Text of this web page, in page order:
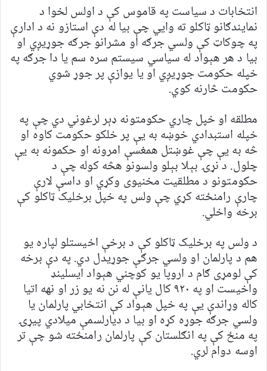
انتخابات د سياست په قاموس کې د اولس لخوا د
نمايندګانو ټاکلو ته وايي چې بيا له دې استازو نه د ادارې
په چوکاټ کې ولسي جرګه او مشرانو جرګه جوړيږي او
بيا د هر هېواد له سياسي سيستم سره سم يا دا جرګه په
خپله حکومت جوړيږي او يا يوازې پر جوړ شوي
حکومت څارنه کوي.
مطلقه او خپل چاري حکومتونه ډېر لرغوني دي چې په
خپله استبدادي خوښه به يې پر خلکو حکومت کاوه او
څه به يې چې غوښتل همغسې امرونه او حکمونه به يې
چلول. د نړۍ بېلا بېلو ولسونو هڅه کوله چې د
حکومتونو د مطلقيت مخنيوی وکړي او داسې لارې
چارې رامنځته کړي چې ولس په خپل برخليک ټاکلو کې
برخه واخلي.
د ولس په برخليک ټاکلو کې د برخې اخيستلو لپاره يو
هم د پارلمان او ولسي جرګې جوړيدل دي. په دې برخه
کې لومړی ګام د اروپا يو کوچني هېواد ایسلینډ
واخيست او په ۹۲۰ کال يانې له نن نه يو زر او نهه اتيا
کاله وړاندې يې په خپل هېواد کې انتخابي پارلمان يا
ولسي جرګه جوړه کړه او بيا د ديارلسمې ميلادي پيړۍ
په منځ کې په انګلستان کې پارلمان رامنځته شو چې تر
اوسه دوام لري.